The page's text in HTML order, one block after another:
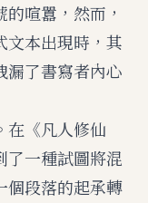
喧囂，然而，
文本出現時，其
漏了書寫者內心
在《凡人修仙
了一種試圖將混
個段落的起承轉